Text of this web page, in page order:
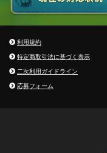
利用規約
特定商取引法に基づく表示
二次利用ガイドライン
応募フォーム